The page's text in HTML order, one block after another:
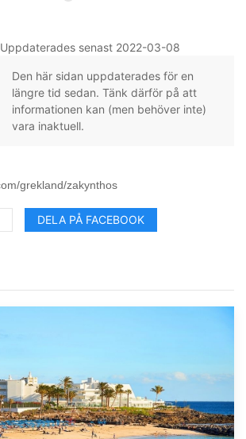
Uppdaterades senast 2022-03-08
Den här sidan uppdaterades för en
längre tid sedan. Tänk därför på att
informationen kan (men behöver inte)
vara inaktuell.
DELA PÅ FACEBOOK